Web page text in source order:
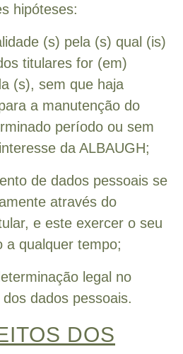
hipóteses:
(s) pela (s) qual (is)
titulares for (em)
(s), sem que haja
a manutenção do
período ou sem
da ALBAUGH;
de dados pessoais se
através do
e este exercer o seu
a qualquer tempo;
legal no
dados pessoais.
DOS